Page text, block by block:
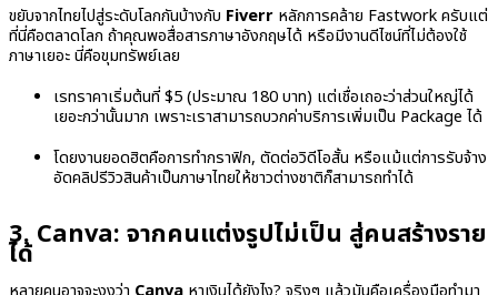
ขยับจากไทยไปสู่ระดับโลกกันบ้างกับ Fiverr หลักการคล้าย Fastwork ครับแต่
ที่นี่คือตลาดโลก ถ้าคุณพอสื่อสารภาษาอังกฤษได้ หรือมีงานดีไซน์ที่ไม่ต้องใช้
ภาษาเยอะ นี่คือขุมทรัพย์เลย
เรทราคาเริ่มต้นที่ $5 (ประมาณ 180 บาท) แต่เชื่อเถอะว่าส่วนใหญ่ได้
เยอะกว่านั้นมาก เพราะเราสามารถบวกค่าบริการเพิ่มเป็น Package ได้
โดยงานยอดฮิตคือการทำกราฟิก, ตัดต่อวิดีโอสั้น หรือแม้แต่การรับจ้าง
อัดคลิปรีวิวสินค้าเป็นภาษาไทยให้ชาวต่างชาติก็สามารถทำได้
3. Canva: จากคนแต่งรูปไม่เป็น สู่คนสร้างราย
ได้